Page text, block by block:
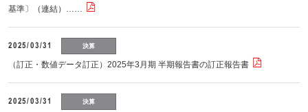
基準〕（連結）……
2025/03/31 決算
（訂正・数値データ訂正）2025年3月期 半期報告書の訂正報告書
2025/03/31 決算